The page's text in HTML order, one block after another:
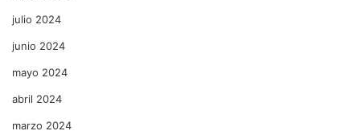
julio 2024
junio 2024
mayo 2024
abril 2024
marzo 2024